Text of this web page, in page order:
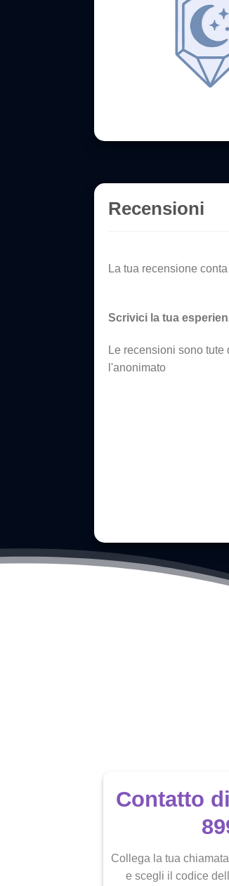
Recensioni
La tua recensione
Scrivici la tua
Le recensioni sono
l'anonimato
Contatto
Collega la tua
e scegli il codice